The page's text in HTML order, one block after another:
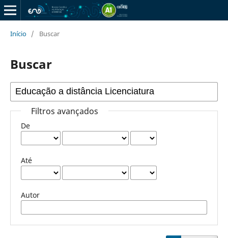
Início / Buscar
Buscar
Filtros avançados
De
Até
Autor